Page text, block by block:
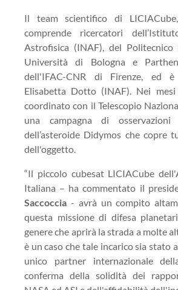
Il team scientifico di
comprende ricercatori
Astrofisica (INAF), del
Università di Bologna e
dell'IFAC-CNR di Firenze, ed
Elisabetta Dotto (INAF). Nei
coordinato con il Telescopio
una campagna di osservazioni
dell’asteroide Didymos che copre
dell'oggetto.
“Il piccolo cubesat LICIACube
Italiana – ha commentato il
Saccoccia - avrà un compito
questa missione di difesa
genere che aprirà la strada a molte
è un caso che tale incarico sia stato
unico partner internazionale
conferma della solidità dei